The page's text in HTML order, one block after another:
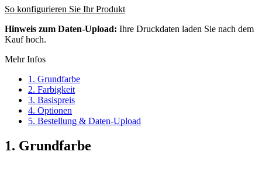
So konfigurieren Sie Ihr Produkt
Hinweis zum Daten-Upload: Ihre Druckdaten laden Sie nach dem
Kauf hoch.
Mehr Infos
1. Grundfarbe
2. Farbigkeit
3. Basispreis
4. Optionen
5. Bestellung & Daten-Upload
1. Grundfarbe